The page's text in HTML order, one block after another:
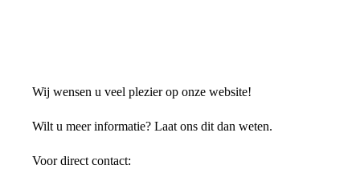
Wij wensen u veel plezier op onze website!
Wilt u meer informatie? Laat ons dit dan weten.
Voor direct contact: